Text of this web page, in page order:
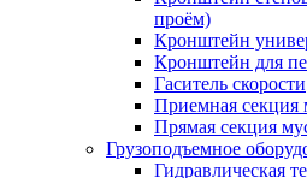
проём)
Кронштейн
Кронштейн для
Гаситель скорости
Приемная секция
Прямая секция
Грузоподъемное
Гидравлическая